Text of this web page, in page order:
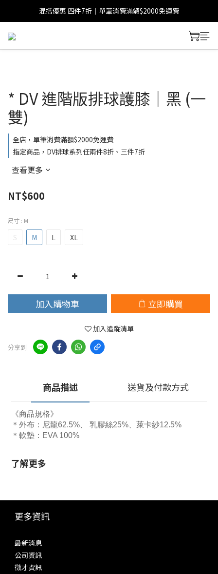
混搭優惠 四件7折｜單筆消費滿額$2000免運費
* DV 進階版排球護膝｜黑 (一
雙)
全店，單筆消費滿額$2000免運費
指定商品，DV排球系列任兩件8折、三件7折
查看更多
NT$600
尺寸 : M
S M L XL
加入購物車 立即購買
加入追蹤清單
分享到
商品描述 送貨及付款方式
《商品規格》
＊外布：尼龍62.5%、 乳膠絲25%、萊卡紗12.5%
＊軟墊：EVA 100%
了解更多
更多資訊
最新消息
公司資訊
徵才資訊